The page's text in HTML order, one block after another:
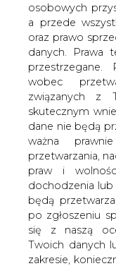
osobowych
a przede
oraz prawo
danych. Prawa
przestrzegane.
wobec
związanych z
skutecznym
dane nie będą
ważna
przetwarzania,
praw i
dochodzenia
będą
po zgłoszeniu
się z naszą
Twoich danych
zakresie,
26
pierwszy
Uczniowie mieli
zagadnień
źródeł energii w
Konkurs
wiekowych.
wykonanie prac
odnawialnej,
testem. Drugi
listopada 2006 r. i